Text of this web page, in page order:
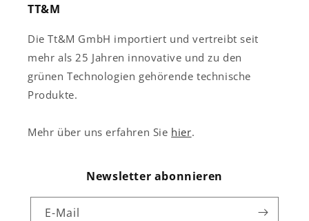
TT&M
Die Tt&M GmbH importiert und vertreibt seit
mehr als 25 Jahren innovative und zu den
grünen Technologien gehörende technische
Produkte.
Mehr über uns erfahren Sie hier.
Newsletter abonnieren
E-Mail